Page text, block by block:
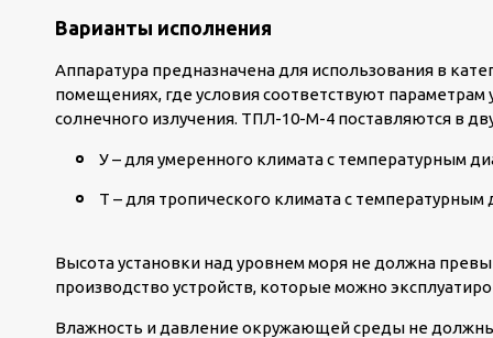
Варианты исполнения
Аппаратура предназначена для использования в
помещениях, где условия соответствуют
солнечного излучения. ТПЛ-10-М-4 поставляются в
У – для умеренного климата с температурным
Т – для тропического климата с температурным
Высота установки над уровнем моря не должна
производство устройств, которые можно
Влажность и давление окружающей среды не